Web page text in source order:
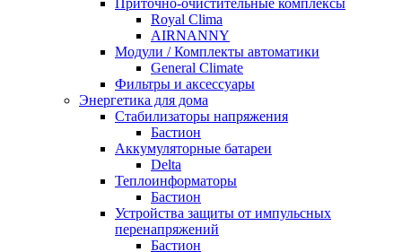
Приточно-очистительные комплексы
Royal Clima
AIRNANNY
Модули / Комплекты автоматики
General Climate
Фильтры и аксессуары
Энергетика для дома
Стабилизаторы напряжения
Бастион
Аккумуляторные батареи
Delta
Теплоинформаторы
Бастион
Устройства защиты от импульсных
перенапряжений
Бастион